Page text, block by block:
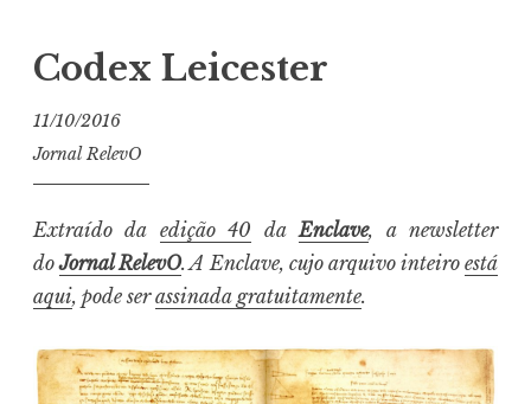
Codex Leicester
11/10/2016
Jornal RelevO
Extraído da edição 40 daEnclave, a newsletter
doJornal RelevO. A Enclave, cujo arquivo inteiro está
aqui, pode serassinada gratuitamente.